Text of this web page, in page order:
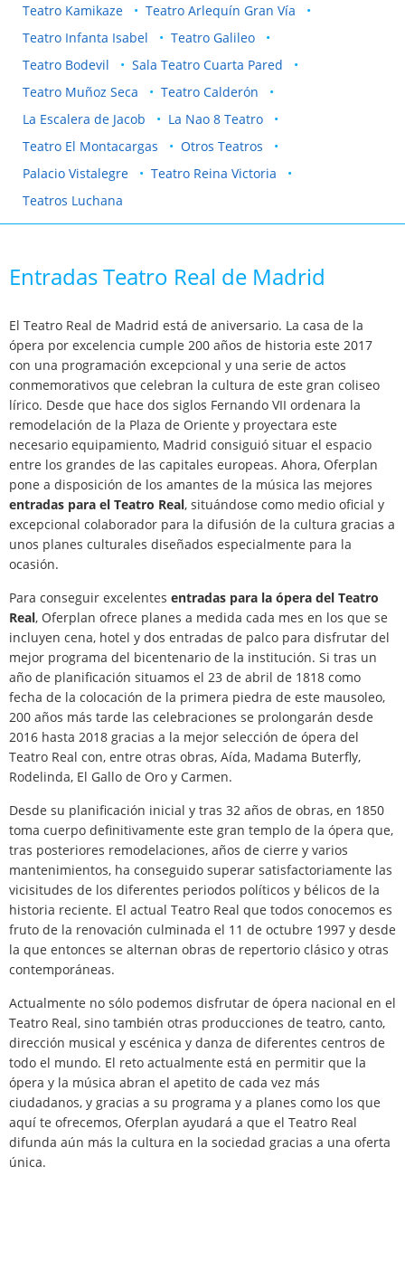
Teatro Kamikaze
Teatro Arlequín Gran Vía
Teatro Infanta Isabel
Teatro Galileo
Teatro Bodevil
Sala Teatro Cuarta Pared
Teatro Muñoz Seca
Teatro Calderón
La Escalera de Jacob
La Nao 8 Teatro
Teatro El Montacargas
Otros Teatros
Palacio Vistalegre
Teatro Reina Victoria
Teatros Luchana
Entradas Teatro Real de Madrid
El Teatro Real de Madrid está de aniversario. La casa de la
ópera por excelencia cumple 200 años de historia este 2017
con una programación excepcional y una serie de actos
conmemorativos que celebran la cultura de este gran coliseo
lírico. Desde que hace dos siglos Fernando VII ordenara la
remodelación de la Plaza de Oriente y proyectara este
necesario equipamiento, Madrid consiguió situar el espacio
entre los grandes de las capitales europeas. Ahora, Oferplan
pone a disposición de los amantes de la música las mejores
entradas para el Teatro Real, situándose como medio oficial y
excepcional colaborador para la difusión de la cultura gracias a
unos planes culturales diseñados especialmente para la
ocasión.
Para conseguir excelentes entradas para la ópera del Teatro
Real, Oferplan ofrece planes a medida cada mes en los que se
incluyen cena, hotel y dos entradas de palco para disfrutar del
mejor programa del bicentenario de la institución. Si tras un
año de planificación situamos el 23 de abril de 1818 como
fecha de la colocación de la primera piedra de este mausoleo,
200 años más tarde las celebraciones se prolongarán desde
2016 hasta 2018 gracias a la mejor selección de ópera del
Teatro Real con, entre otras obras, Aída, Madama Buterfly,
Rodelinda, El Gallo de Oro y Carmen.
Desde su planificación inicial y tras 32 años de obras, en 1850
toma cuerpo definitivamente este gran templo de la ópera que,
tras posteriores remodelaciones, años de cierre y varios
mantenimientos, ha conseguido superar satisfactoriamente las
vicisitudes de los diferentes periodos políticos y bélicos de la
historia reciente. El actual Teatro Real que todos conocemos es
fruto de la renovación culminada el 11 de octubre 1997 y desde
la que entonces se alternan obras de repertorio clásico y otras
contemporáneas.
Actualmente no sólo podemos disfrutar de ópera nacional en el
Teatro Real, sino también otras producciones de teatro, canto,
dirección musical y escénica y danza de diferentes centros de
todo el mundo. El reto actualmente está en permitir que la
ópera y la música abran el apetito de cada vez más
ciudadanos, y gracias a su programa y a planes como los que
aquí te ofrecemos, Oferplan ayudará a que el Teatro Real
difunda aún más la cultura en la sociedad gracias a una oferta
única.